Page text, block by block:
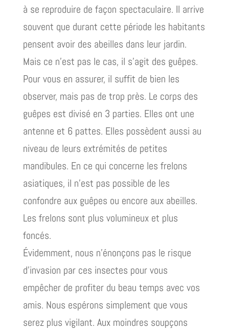
à se reproduire de façon spectaculaire. Il arrive
souvent que durant cette période les habitants
pensent avoir des abeilles dans leur jardin.
Mais ce n’est pas le cas, il s’agit des guêpes.
Pour vous en assurer, il suffit de bien les
observer, mais pas de trop près. Le corps des
guêpes est divisé en 3 parties. Elles ont une
antenne et 6 pattes. Elles possèdent aussi au
niveau de leurs extrémités de petites
mandibules. En ce qui concerne les frelons
asiatiques, il n’est pas possible de les
confondre aux guêpes ou encore aux abeilles.
Les frelons sont plus volumineux et plus
foncés.
Évidemment, nous n’énonçons pas le risque
d’invasion par ces insectes pour vous
empêcher de profiter du beau temps avec vos
amis. Nous espérons simplement que vous
serez plus vigilant. Aux moindres soupçons